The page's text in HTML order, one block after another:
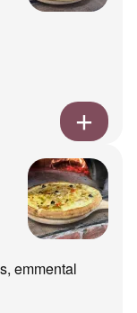
emmental